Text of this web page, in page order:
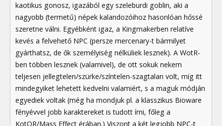
kaotikus gonosz, igazából egy szeleburdi goblin, aki a
nagyobb (termetű) népek kalandozóihoz hasonlóan hőssé
szeretne válni. Egyébként igaz, a Kingmakerben relatíve
kevés a felvehető NPC (persze mercenary-t bármilyet
gyárthatsz, de ők személyiség nélküliek lesznek). A WotR-
ben többen lesznek (valamivel), de ott sokuk nekem
teljesen jellegtelen/szürke/színtelen-szagtalan volt, míg itt
mindegyiket lehetett kedvelni valamiért, s a maguk módján
egyediek voltak (még ha mondjuk pl. a klasszikus Bioware
fényévvel jobb karaktereket is tudott írni, főleg a
KotOR/Mass Effect érában.) Viszont a két legjobb NPC-t